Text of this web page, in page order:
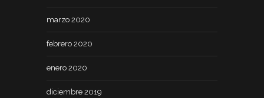
marzo 2020
febrero 2020
enero 2020
diciembre 2019